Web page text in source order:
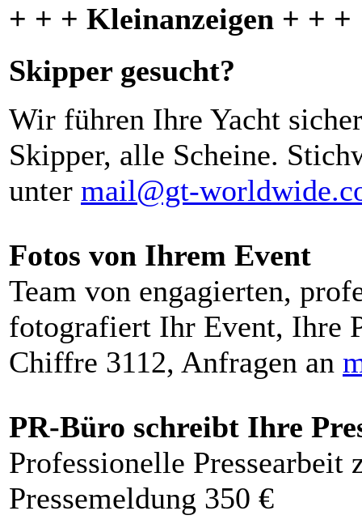
+ + + Kleinanzeigen + + +
Skipper gesucht?
Wir führen Ihre Yacht
Skipper, alle Scheine.
unter mail@gt-
Fotos von Ihrem Event
Team von engagierten,
fotografiert Ihr Event, Ihre
Chiffre 3112, Anfragen an
PR-Büro schreibt Ihre
Professionelle Pressearbeit
Pressemeldung 350 €